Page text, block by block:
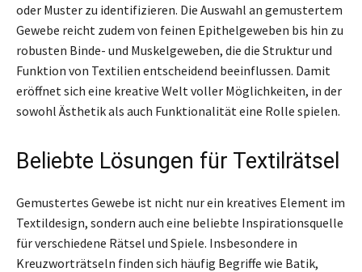
oder Muster zu identifizieren. Die Auswahl an gemustertem
Gewebe reicht zudem von feinen Epithelgeweben bis hin zu
robusten Binde- und Muskelgeweben, die die Struktur und
Funktion von Textilien entscheidend beeinflussen. Damit
eröffnet sich eine kreative Welt voller Möglichkeiten, in der
sowohl Ästhetik als auch Funktionalität eine Rolle spielen.
Beliebte Lösungen für Textilrätsel
Gemustertes Gewebe ist nicht nur ein kreatives Element im
Textildesign, sondern auch eine beliebte Inspirationsquelle
für verschiedene Rätsel und Spiele. Insbesondere in
Kreuzworträtseln finden sich häufig Begriffe wie Batik,